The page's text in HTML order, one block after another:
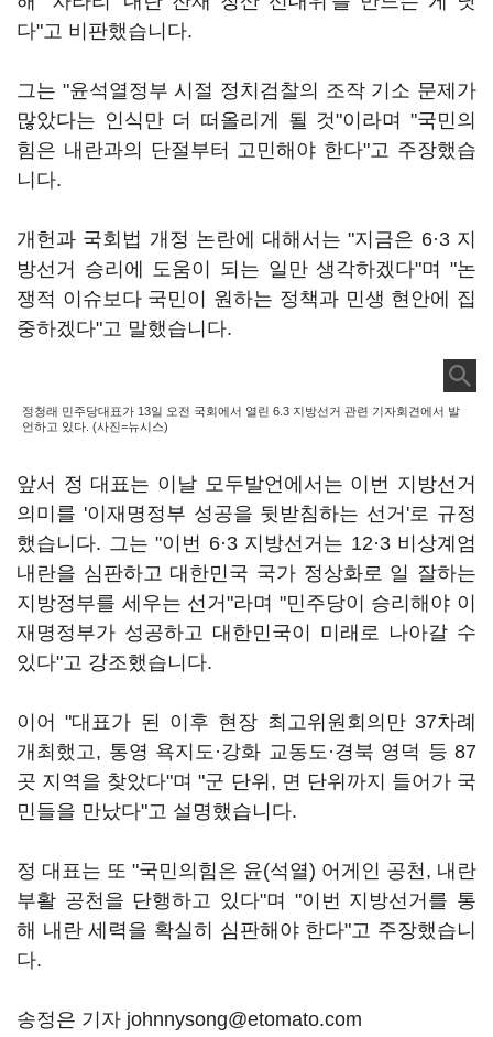
다"고 비판했습니다.
그는 "윤석열정부 시절 정치검찰의 조작 기소 문제가
많았다는 인식만 더 떠올리게 될 것"이라며 "국민의
힘은 내란과의 단절부터 고민해야 한다"고 주장했습
니다.
개헌과 국회법 개정 논란에 대해서는 "지금은 6·3 지
방선거 승리에 도움이 되는 일만 생각하겠다"며 "논
쟁적 이슈보다 국민이 원하는 정책과 민생 현안에 집
중하겠다"고 말했습니다.
정청래 민주당대표가 13일 오전 국회에서 열린 6.3 지방선거 관련 기자회견에서 발
언하고 있다. (사진=뉴시스)
앞서 정 대표는 이날 모두발언에서는 이번 지방선거
의미를 '이재명정부 성공을 뒷받침하는 선거'로 규정
했습니다. 그는 "이번 6·3 지방선거는 12·3 비상계엄
내란을 심판하고 대한민국 국가 정상화로 일 잘하는
지방정부를 세우는 선거"라며 "민주당이 승리해야 이
재명정부가 성공하고 대한민국이 미래로 나아갈 수
있다"고 강조했습니다.
이어 "대표가 된 이후 현장 최고위원회의만 37차례
개최했고, 통영 욕지도·강화 교동도·경북 영덕 등 87
곳 지역을 찾았다"며 "군 단위, 면 단위까지 들어가 국
민들을 만났다"고 설명했습니다.
정 대표는 또 "국민의힘은 윤(석열) 어게인 공천, 내란
부활 공천을 단행하고 있다"며 "이번 지방선거를 통
해 내란 세력을 확실히 심판해야 한다"고 주장했습니
다.
송정은 기자 johnnysong@etomato.com